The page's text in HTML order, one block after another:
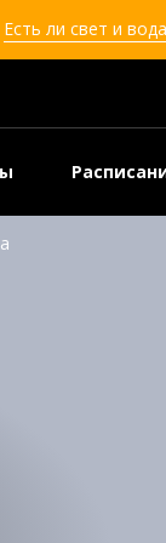
Есть ли свет и